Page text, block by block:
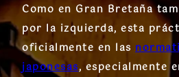
Como en Gran Bretaña
por la izquierda, esta
oficialmente en las
japonesas, especialmente